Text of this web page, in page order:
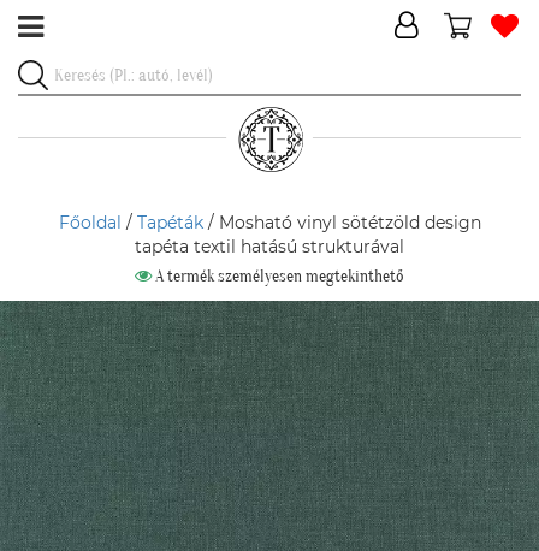
Főoldal / Tapéták/ Mosható vinyl sötétzöld design
tapéta textil hatású strukturával
A termék személyesen megtekinthető